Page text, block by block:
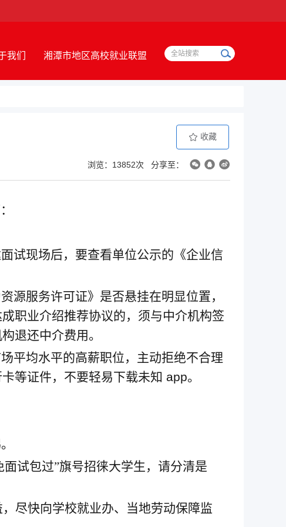
我们 湘潭市地区高校就业联盟
收藏
浏览：13852次 分享至：
试现场后，要查看单位公示的《企业信
源服务许可证》是否悬挂在明显位置，
职业介绍推荐协议的，须与中介机构签
退还中介费用。
平均水平的高薪职位，主动拒绝不合理
等证件，不要轻易下载未知 app。
试包过”旗号招徕大学生，请分清是
尽快向学校就业办、当地劳动保障监